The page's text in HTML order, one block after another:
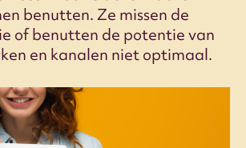
benutten. Ze missen de
of benutten de potentie van
en kanalen niet optimaal.